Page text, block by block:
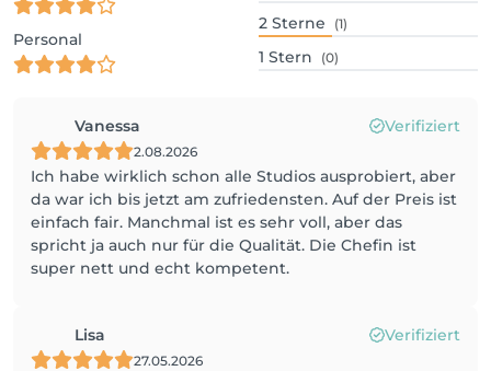
Personal
2 Sterne (1)
1 Stern (0)
Vanessa Verifiziert
2.08.2026
Ich habe wirklich schon alle Studios ausprobiert, aber
da war ich bis jetzt am zufriedensten. Auf der Preis ist
einfach fair. Manchmal ist es sehr voll, aber das
spricht ja auch nur für die Qualität. Die Chefin ist
super nett und echt kompetent.
Lisa Verifiziert
27.05.2026